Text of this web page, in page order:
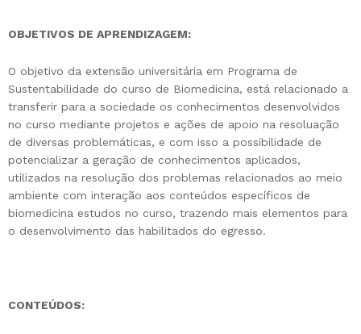
OBJETIVOS DE APRENDIZAGEM:
O objetivo da extensão universitária em Programa de
Sustentabilidade do curso de Biomedicina, está relacionado a
transferir para a sociedade os conhecimentos desenvolvidos
no curso mediante projetos e ações de apoio na resoluação
de diversas problemáticas, e com isso a possibilidade de
potencializar a geração de conhecimentos aplicados,
utilizados na resolução dos problemas relacionados ao meio
ambiente com interação aos conteúdos específicos de
biomedicina estudos no curso, trazendo mais elementos para
o desenvolvimento das habilitados do egresso.
CONTEÚDOS: